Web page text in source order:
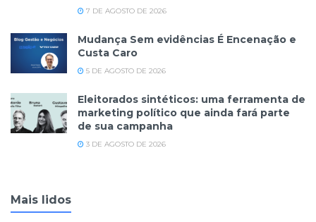
7 DE AGOSTO DE 2026
Mudança Sem evidências É Encenação e
Custa Caro
5 DE AGOSTO DE 2026
Eleitorados sintéticos: uma ferramenta de
marketing político que ainda fará parte
de sua campanha
3 DE AGOSTO DE 2026
Mais lidos